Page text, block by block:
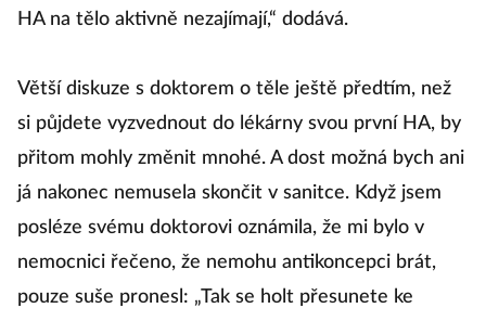
HA na tělo aktivně nezajímají,“ dodává.
Větší diskuze s doktorem o těle ještě předtím, než
si půjdete vyzvednout do lékárny svou první HA, by
přitom mohly změnit mnohé. A dost možná bych ani
já nakonec nemusela skončit v sanitce. Když jsem
posléze svému doktorovi oznámila, že mi bylo v
nemocnici řečeno, že nemohu antikoncepci brát,
pouze suše pronesl: „Tak se holt přesunete ke